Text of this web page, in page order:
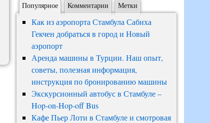
Популярное Комментарии Метки
Как из аэропорта Стамбула Сабиха
Гекчен добраться в город и Новый
аэропорт
Аренда машины в Турции. Наш опыт,
советы, полезная информация,
инструкция по бронированию машины
Экскурсионный автобус в Стамбуле –
Hop-on-Hop-off Bus
Кафе Пьер Лоти в Стамбуле и смотровая